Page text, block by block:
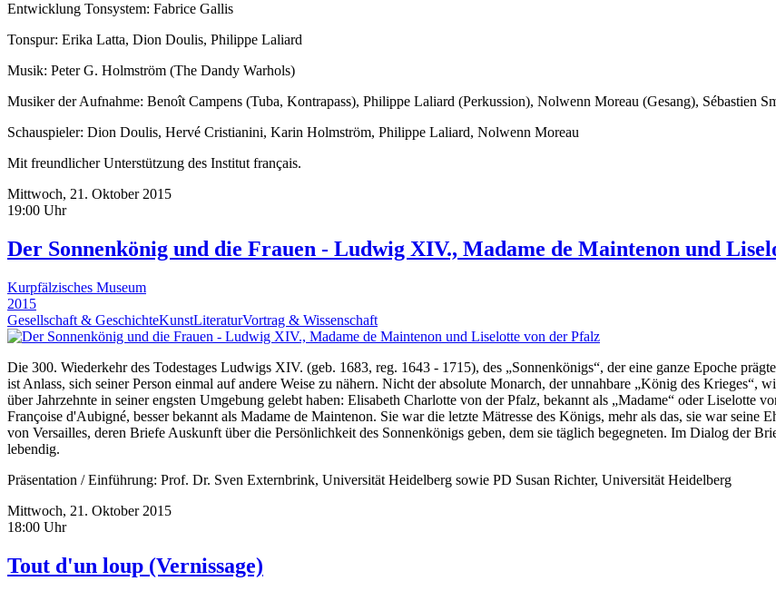
Entwicklung Tonsystem: Fabrice Gallis
Tonspur: Erika Latta, Dion Doulis, Philippe Laliard
Musik: Peter G. Holmström (The Dandy Warhols)
Musiker der Aufnahme: Benoît Campens (Tuba, Kontrapass), Philippe Laliard (Perkussion), Nolwenn Moreau (Gesang), Sébastien
Schauspieler: Dion Doulis, Hervé Cristianini, Karin Holmström, Philippe Laliard, Nolwenn Moreau
Mit freundlicher Unterstützung des Institut français.
Mittwoch, 21. Oktober 2015
19:00 Uhr
Der Sonnenkönig und die Frauen - Ludwig XIV., Madame de Maintenon und
Kurpfälzisches Museum
2015
Gesellschaft & GeschichteKunstLiteraturVortrag & Wissenschaft
Die 300. Wiederkehr des Todestages Ludwigs XIV. (geb. 1683, reg. 1643 - 1715), des „Sonnenkönigs“, der eine ganze Epoche
ist Anlass, sich seiner Person einmal auf andere Weise zu nähern. Nicht der absolute Monarch, der unnahbare „König des Krieges“,
über Jahrzehnte in seiner engsten Umgebung gelebt haben: Elisabeth Charlotte von der Pfalz, bekannt als „Madame“ oder Liselotte
Françoise d'Aubigné, besser bekannt als Madame de Maintenon. Sie war die letzte Mätresse des Königs, mehr als das, sie war
von Versailles, deren Briefe Auskunft über die Persönlichkeit des Sonnenkönigs geben, dem sie täglich begegneten. Im Dialog der
lebendig.
Präsentation / Einführung: Prof. Dr. Sven Externbrink, Universität Heidelberg sowie PD Susan Richter, Universität Heidelberg
Mittwoch, 21. Oktober 2015
18:00 Uhr
Tout d'un loup (Vernissage)